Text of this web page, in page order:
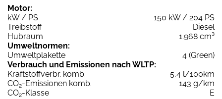
Motor:
kW / PS
150 kW / 204 PS
Treibstoff
Diesel
Hubraum
1.968 cm³
Umweltnormen:
Umweltplakette
4 (Green)
Verbrauch und Emissionen nach WLTP:
Kraftstoffverbr. komb.
5,4 l/100km
CO2-Emissionen komb.
143 g/km
CO2-Klasse
E